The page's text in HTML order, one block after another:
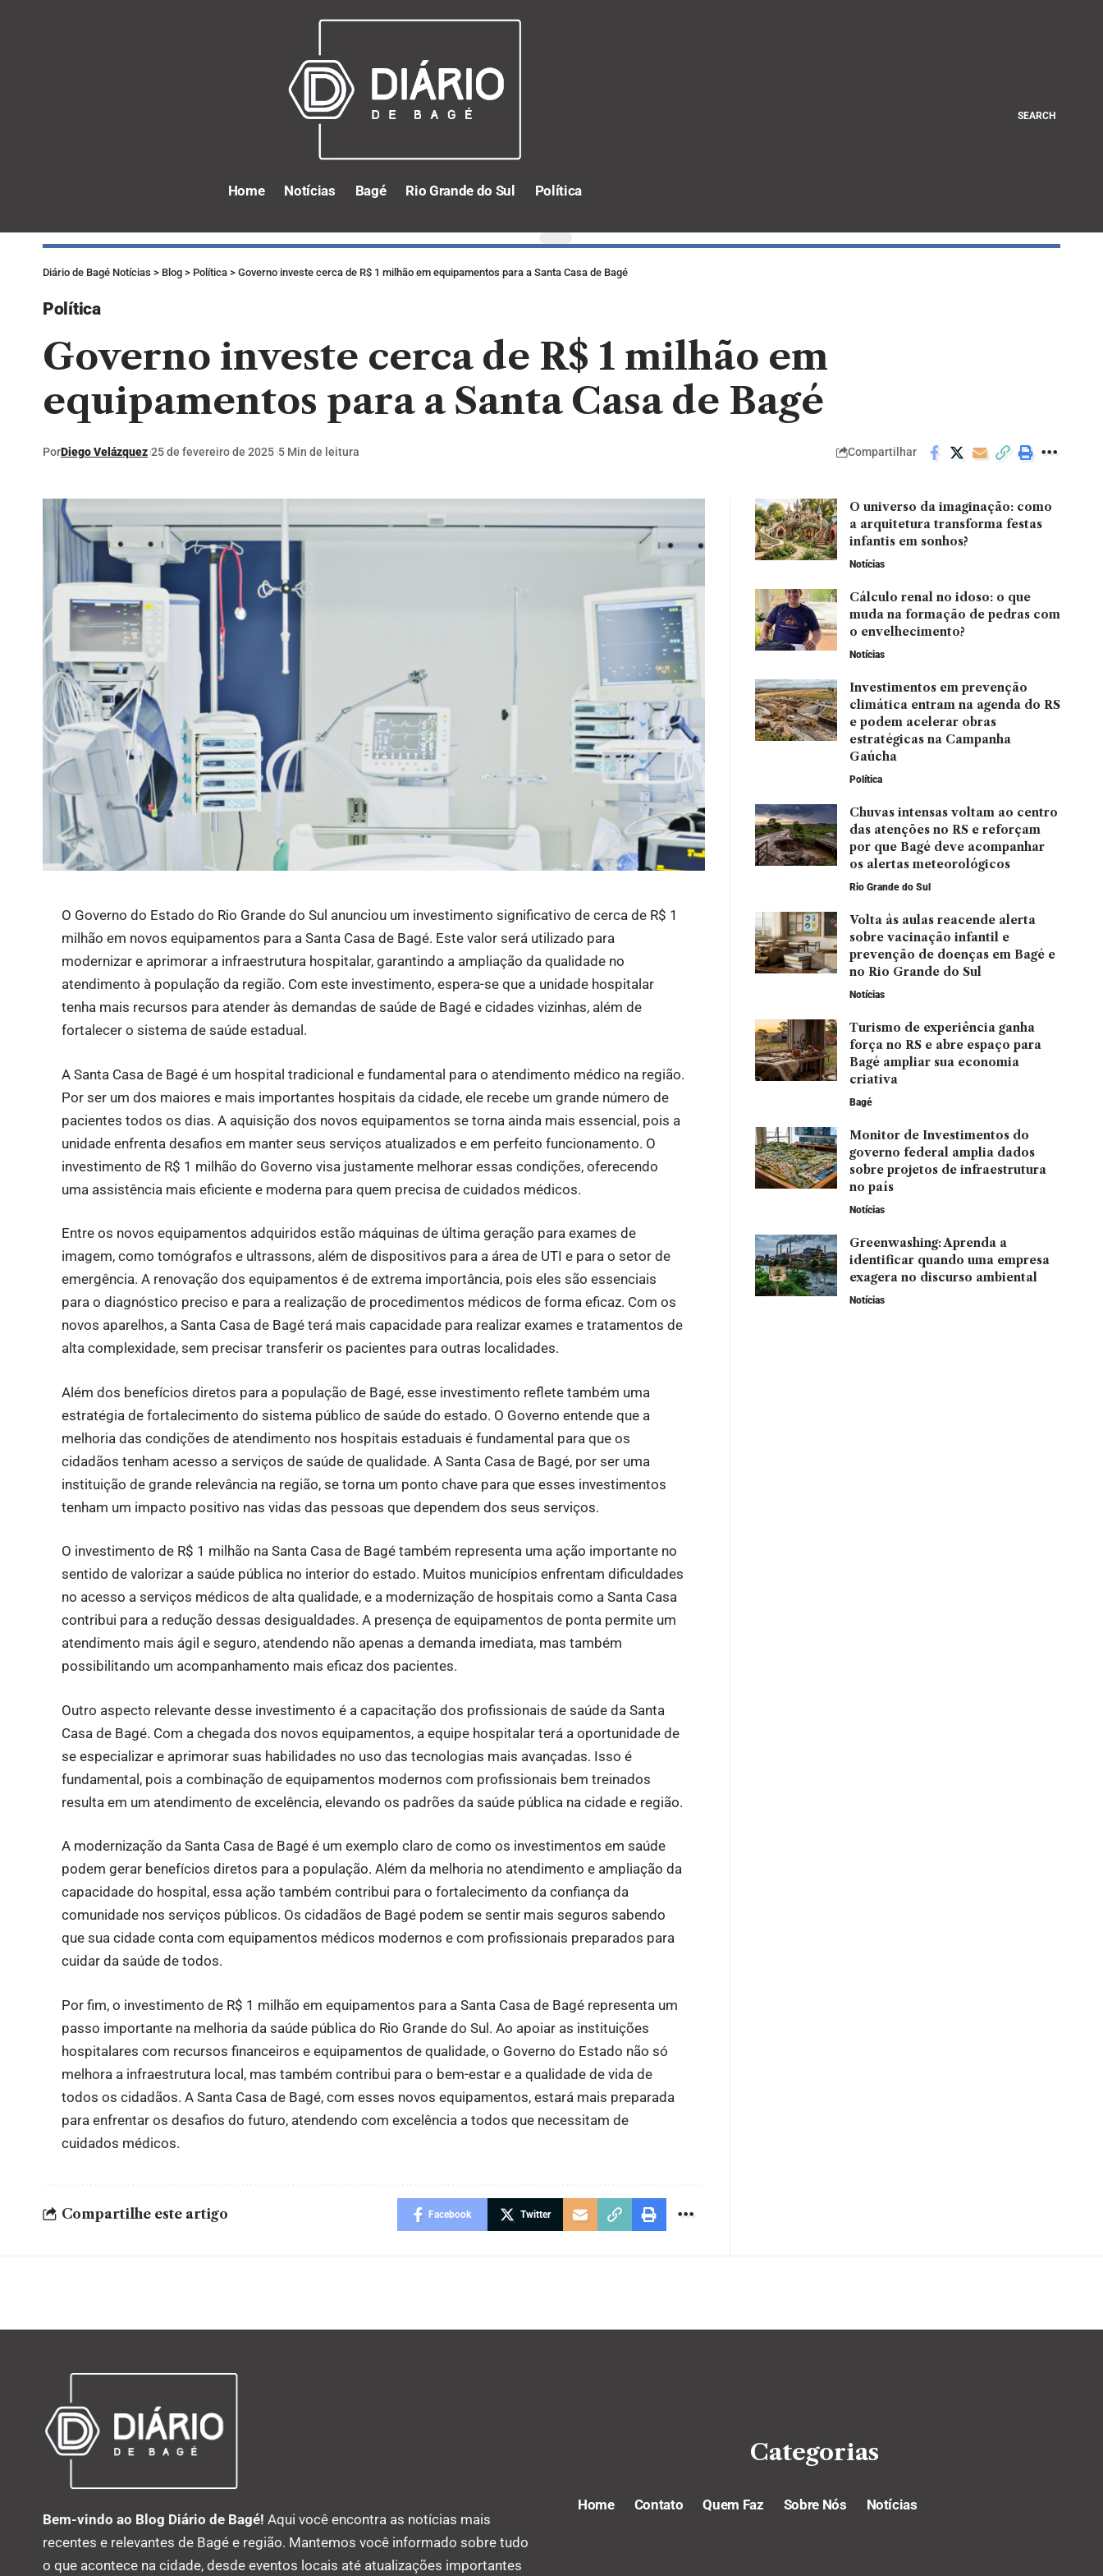
Home Notícias Bagé Rio Grande do Sul Política
SEARCH
Diário de Bagé Notícias > Blog > Política > Governo investe cerca de R$ 1 milhão em equipamentos para a Santa Casa de Bagé
Política
Governo investe cerca de R$ 1 milhão em
equipamentos para a Santa Casa de Bagé
PorDiego Velázquez 25 de fevereiro de 2025 5 Min de leitura Compartilhar
O Governo do Estado do Rio Grande do Sul anunciou um investimento significativo de cerca de R$ 1
milhão em novos equipamentos para a Santa Casa de Bagé. Este valor será utilizado para
modernizar e aprimorar a infraestrutura hospitalar, garantindo a ampliação da qualidade no
atendimento à população da região. Com este investimento, espera-se que a unidade hospitalar
tenha mais recursos para atender às demandas de saúde de Bagé e cidades vizinhas, além de
fortalecer o sistema de saúde estadual.
A Santa Casa de Bagé é um hospital tradicional e fundamental para o atendimento médico na região.
Por ser um dos maiores e mais importantes hospitais da cidade, ele recebe um grande número de
pacientes todos os dias. A aquisição dos novos equipamentos se torna ainda mais essencial, pois a
unidade enfrenta desafios em manter seus serviços atualizados e em perfeito funcionamento. O
investimento de R$ 1 milhão do Governo visa justamente melhorar essas condições, oferecendo
uma assistência mais eficiente e moderna para quem precisa de cuidados médicos.
Entre os novos equipamentos adquiridos estão máquinas de última geração para exames de
imagem, como tomógrafos e ultrassons, além de dispositivos para a área de UTI e para o setor de
emergência. A renovação dos equipamentos é de extrema importância, pois eles são essenciais
para o diagnóstico preciso e para a realização de procedimentos médicos de forma eficaz. Com os
novos aparelhos, a Santa Casa de Bagé terá mais capacidade para realizar exames e tratamentos de
alta complexidade, sem precisar transferir os pacientes para outras localidades.
Além dos benefícios diretos para a população de Bagé, esse investimento reflete também uma
estratégia de fortalecimento do sistema público de saúde do estado. O Governo entende que a
melhoria das condições de atendimento nos hospitais estaduais é fundamental para que os
cidadãos tenham acesso a serviços de saúde de qualidade. A Santa Casa de Bagé, por ser uma
instituição de grande relevância na região, se torna um ponto chave para que esses investimentos
tenham um impacto positivo nas vidas das pessoas que dependem dos seus serviços.
O investimento de R$ 1 milhão na Santa Casa de Bagé também representa uma ação importante no
sentido de valorizar a saúde pública no interior do estado. Muitos municípios enfrentam dificuldades
no acesso a serviços médicos de alta qualidade, e a modernização de hospitais como a Santa Casa
contribui para a redução dessas desigualdades. A presença de equipamentos de ponta permite um
atendimento mais ágil e seguro, atendendo não apenas a demanda imediata, mas também
possibilitando um acompanhamento mais eficaz dos pacientes.
Outro aspecto relevante desse investimento é a capacitação dos profissionais de saúde da Santa
Casa de Bagé. Com a chegada dos novos equipamentos, a equipe hospitalar terá a oportunidade de
se especializar e aprimorar suas habilidades no uso das tecnologias mais avançadas. Isso é
fundamental, pois a combinação de equipamentos modernos com profissionais bem treinados
resulta em um atendimento de excelência, elevando os padrões da saúde pública na cidade e região.
A modernização da Santa Casa de Bagé é um exemplo claro de como os investimentos em saúde
podem gerar benefícios diretos para a população. Além da melhoria no atendimento e ampliação da
capacidade do hospital, essa ação também contribui para o fortalecimento da confiança da
comunidade nos serviços públicos. Os cidadãos de Bagé podem se sentir mais seguros sabendo
que sua cidade conta com equipamentos médicos modernos e com profissionais preparados para
cuidar da saúde de todos.
Por fim, o investimento de R$ 1 milhão em equipamentos para a Santa Casa de Bagé representa um
passo importante na melhoria da saúde pública do Rio Grande do Sul. Ao apoiar as instituições
hospitalares com recursos financeiros e equipamentos de qualidade, o Governo do Estado não só
melhora a infraestrutura local, mas também contribui para o bem-estar e a qualidade de vida de
todos os cidadãos. A Santa Casa de Bagé, com esses novos equipamentos, estará mais preparada
para enfrentar os desafios do futuro, atendendo com excelência a todos que necessitam de
cuidados médicos.
Compartilhe este artigo Facebook Twitter
O universo da imaginação: como
a arquitetura transforma festas
infantis em sonhos?
Notícias
Cálculo renal no idoso: o que
muda na formação de pedras com
o envelhecimento?
Notícias
Investimentos em prevenção
climática entram na agenda do RS
e podem acelerar obras
estratégicas na Campanha
Gaúcha
Política
Chuvas intensas voltam ao centro
das atenções no RS e reforçam
por que Bagé deve acompanhar
os alertas meteorológicos
Rio Grande do Sul
Volta às aulas reacende alerta
sobre vacinação infantil e
prevenção de doenças em Bagé e
no Rio Grande do Sul
Notícias
Turismo de experiência ganha
força no RS e abre espaço para
Bagé ampliar sua economia
criativa
Bagé
Monitor de Investimentos do
governo federal amplia dados
sobre projetos de infraestrutura
no país
Notícias
Greenwashing: Aprenda a
identificar quando uma empresa
exagera no discurso ambiental
Notícias
Bem-vindo ao Blog Diário de Bagé! Aqui você encontra as notícias mais
recentes e relevantes de Bagé e região. Mantemos você informado sobre tudo
o que acontece na cidade, desde eventos locais até atualizações importantes
Categorias
Home Contato Quem Faz Sobre Nós Notícias